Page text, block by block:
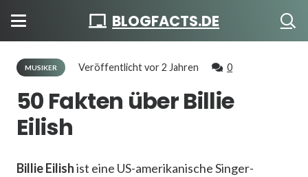
BLOGFACTS.DE
MUSIKER Veröffentlichtvor 2 Jahren 0
50 Fakten über Billie
Eilish
Billie Eilishist eine US-amerikanische Singer-